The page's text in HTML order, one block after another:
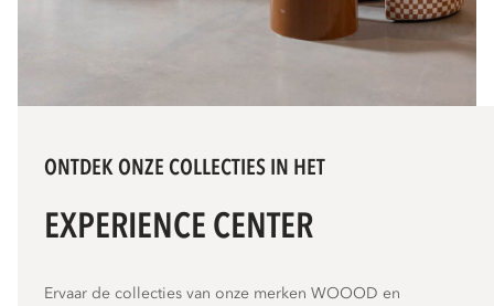
ONTDEK ONZE COLLECTIES IN HET
EXPERIENCE CENTER
Ervaar de collecties van onze merken WOOOD en